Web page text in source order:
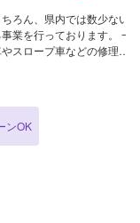
ろん、県内では数少ない
業を行っております。 一
スロープ車などの修理も
も持ち合わせたエンジニ
まで自分好みのオリジナ
ンOK